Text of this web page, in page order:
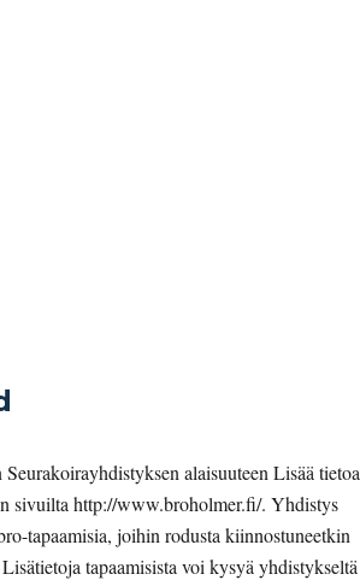
alaisuuteen Lisää tietoa
sivuilta http://www.broholmer.fi/. Yhdistys
tapaamisia, joihin rodusta kiinnostuneetkin
tapaamisista voi kysyä yhdistykseltä